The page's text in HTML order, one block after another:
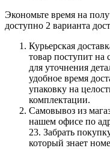
Экономьте время на
доступно 2 варианта
Курьерская
товар поступит на
для уточнения
удобное время
упаковку на
комплектации.
Самовывоз из
нашем офисе по
23. Забрать
который знает